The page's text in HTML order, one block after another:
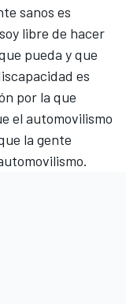
sanos es
libre de hacer
pueda y que
es
por la que
el automovilismo
la gente